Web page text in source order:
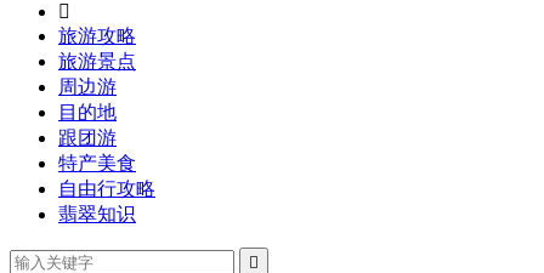

旅游攻略
旅游景点
周边游
目的地
跟团游
特产美食
自由行攻略
翡翠知识
